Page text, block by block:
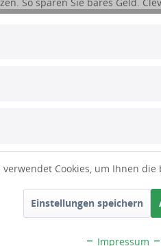
spannungsfreien
lohnt sich: Das
sorgen für dauerhaft
flach 8000 l genügen
verwendet Cookies, um Ihnen
Einstellungen speichern
Impressum